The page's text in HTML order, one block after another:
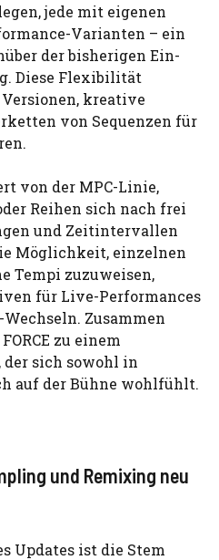
jede mit eigenen
Varianten – ein
der bisherigen Ein-
Diese Flexibilität
kreative
von Sequenzen für
von der MPC-Linie,
Reihen sich nach frei
und Zeitintervallen
Möglichkeit, einzelnen
Tempi zuzuweisen,
für Live-Performances
Zusammen
zu einem
sich sowohl in
auf der Bühne wohlfühlt.
und Remixing neu
Updates ist die Stem